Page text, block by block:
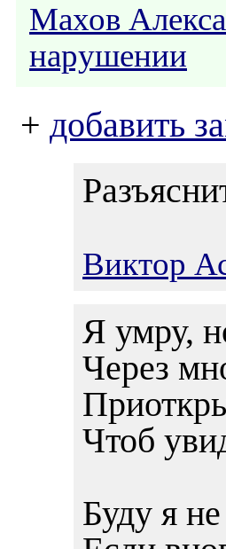
Махов
нарушении
+ добавить
Виктор
Я умру,
Через
Чтоб
Буду я